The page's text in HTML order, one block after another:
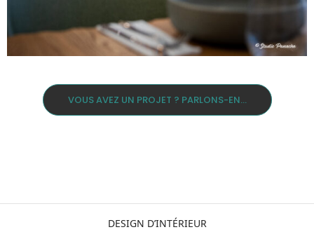
VOUS AVEZ UN PROJET ? PARLONS-EN...
DESIGN D’INTÉRIEUR